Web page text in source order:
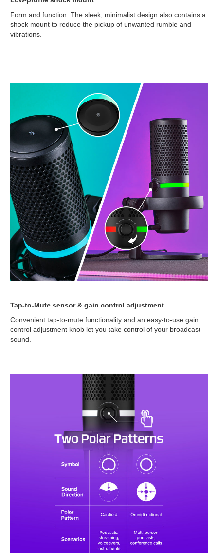
Form and function: The sleek, minimalist design also contains a
shock mount to reduce the pickup of unwanted rumble and
vibrations.
Tap-to-Mute sensor & gain control adjustment
Convenient tap-to-mute functionality and an easy-to-use gain
control adjustment knob let you take control of your broadcast
sound.